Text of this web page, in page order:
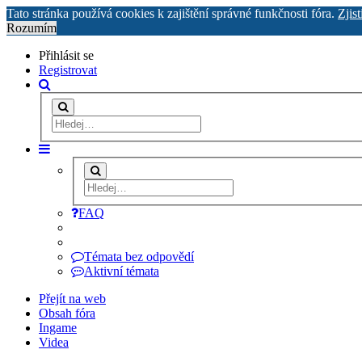
Tato stránka používá cookies k zajištění správné funkčnosti fóra.
Rozumím
Přihlásit se
Registrovat
FAQ
Témata bez odpovědí
Aktivní témata
Přejít na web
Obsah fóra
Ingame
Videa